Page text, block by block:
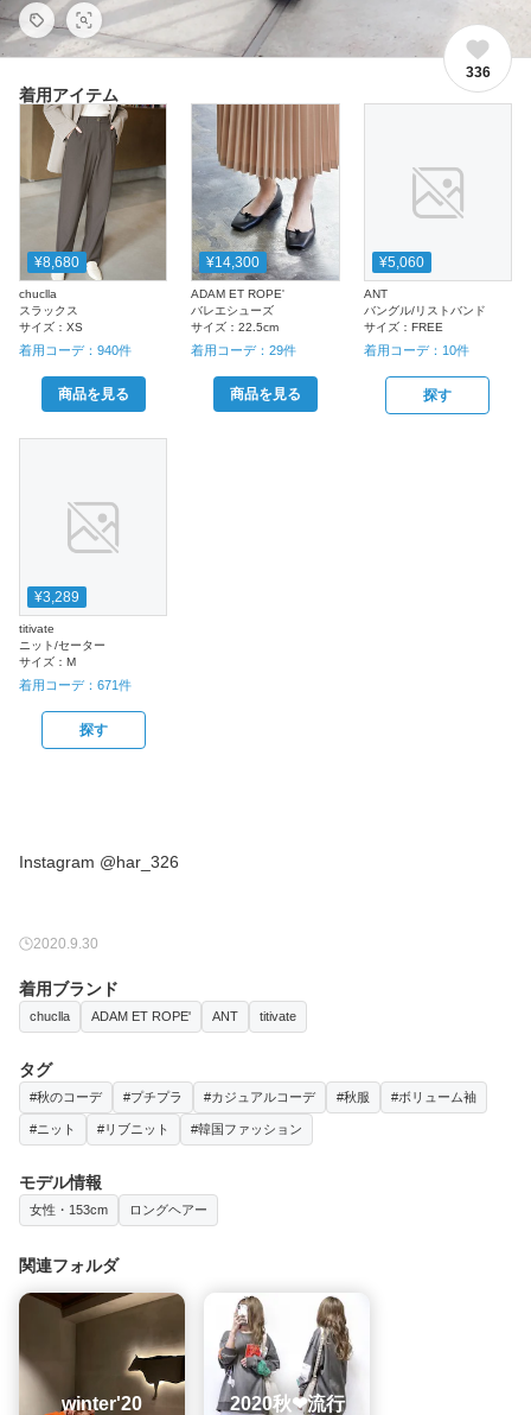
336
着用アイテム
¥8,680
chuclla
スラックス
サイズ： XS
着用コーデ： 940件
商品を見る
¥14,300
ADAM ET ROPE'
バレエシューズ
サイズ：22.5cm
着用コーデ：29件
商品を見る
¥5,060
ANT
バングル/リストバンド
サイズ： FREE
着用コーデ： 10件
探す
¥3,289
titivate
ニット/セーター
サイズ： M
着用コーデ： 671件
探す
Instagram @har_326
2020.9.30
着用ブランド
chuclla ADAM ET ROPE' ANT titivate
タグ
#秋のコーデ #プチプラ #カジュアルコーデ #秋服 #ボリューム袖
#ニット #リブニット #韓国ファッション
モデル情報
女性・153cm ロングヘアー
関連フォルダ
winter'20 2020秋❤︎流行